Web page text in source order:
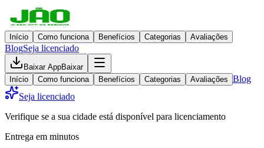
Início Como funciona Benefícios Categorias Avaliações
BlogSeja licenciado
Baixar AppBaixar
Início
Como funciona Benefícios Categorias Avaliações Blog
Seja licenciado
Verifique se a sua cidade está disponível para licenciamento
Entrega em minutos